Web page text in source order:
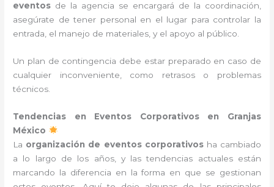
eventos de la agencia se encargará de la coordinación,
asegúrate de tener personal en el lugar para controlar la
entrada, el manejo de materiales, y el apoyo al público.
Un plan de contingencia debe estar preparado en caso de
cualquier inconveniente, como retrasos o problemas
técnicos.
Tendencias en Eventos Corporativos en Granjas
México
La organización de eventos corporativosha cambiado
a lo largo de los años, y las tendencias actuales están
marcando la diferencia en la forma en que se gestionan